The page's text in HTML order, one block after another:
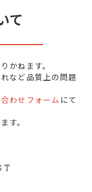
て
かねます。
など品質上の問題
わせフォーム にて
す。